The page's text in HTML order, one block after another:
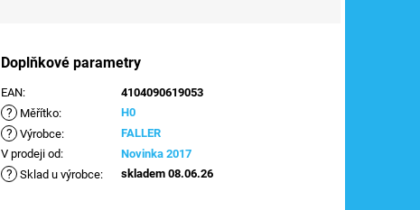
Doplňkové parametry
EAN: 4104090619053
? Měřítko: H0
? Výrobce:
FALLER
V prodeji od: Novinka 2017
? Sklad u výrobce: skladem 08.06.26